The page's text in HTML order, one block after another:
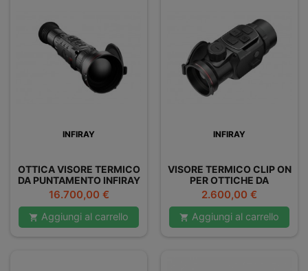
INFIRAY
OTTICA VISORE TERMICO
DA PUNTAMENTO INFIRAY
RICO RS75
Prezzo
16.700,00 €
 Aggiungi al carrello
INFIRAY
VISORE TERMICO CLIP ON
PER OTTICHE DA
PUNTAMENTO INFIRAY
MATE MAL38
Prezzo
2.600,00 €
 Aggiungi al carrello